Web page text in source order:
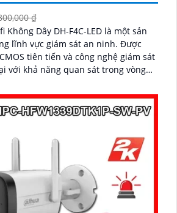
₫
Không Dây DH-F4C-LED là một sản
vực giám sát an ninh. Được
tiên tiến và công nghệ giám sát
với khả năng quan sát trong vòng